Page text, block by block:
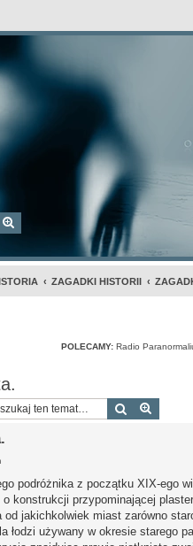
Wyszukiwanie zaawansowane
ZAGADKI HISTORII
POLECAMY: Radio
Szukaj
podróżnika z początku XIX-ego
o konstrukcji przypominającej
jakichkolwiek miast zarówno
łodzi używany w okresie